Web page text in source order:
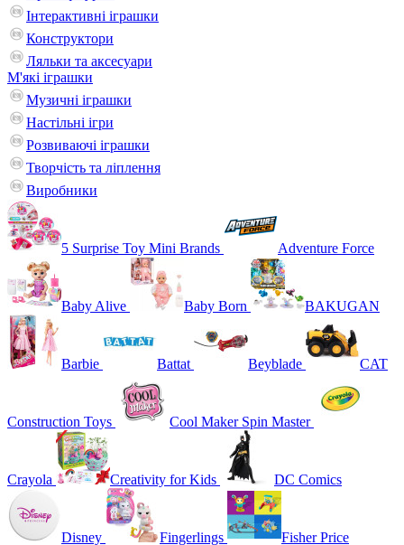
Інтерактивні іграшки
Конструктори
Ляльки та аксесуари
М'які іграшки
Музичні іграшки
Настільні iгри
Розвиваючі іграшки
Творчість та ліплення
Виробники
5 Surprise Toy Mini Brands Adventure Force
Baby Alive Baby Born BAKUGAN
Barbie Battat Beyblade CAT
Construction Toys Cool Maker Spin Master
Crayola Creativity for Kids DC Comics
Disney Fingerlings Fisher Price